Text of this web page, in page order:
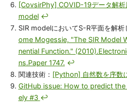
[CovsirPhy] COVID-19データ解
model ↩
SIR modelにおいてS-R平面を解析
ome Mogessie, "The SIR Model
nential Function."
ns.Paper 1747. ↩
関連技術： [Python] 自然数を序数
GitHub issue: How to predict
ely #3 ↩